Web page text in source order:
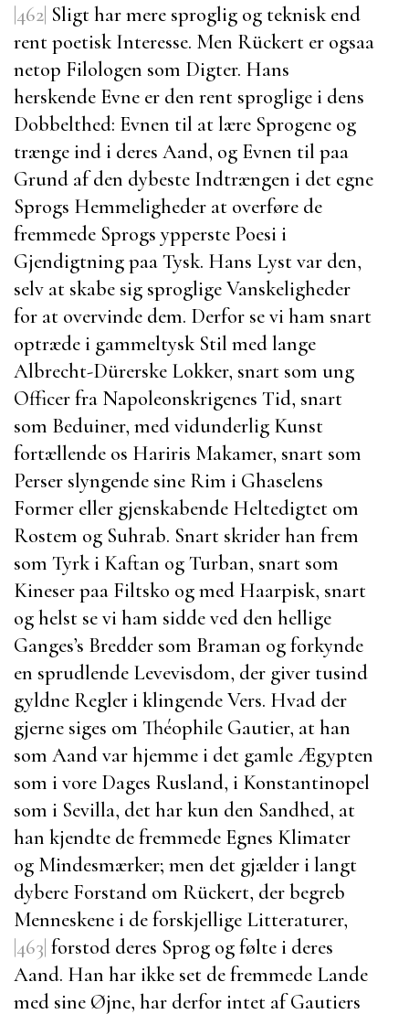
|462| Sligt har mere sproglig og teknisk end
rent poetisk Interesse. Men Rückert er ogsaa
netop Filologen som Digter. Hans
herskende Evne er den rent sproglige i dens
Dobbelthed: Evnen til at lære Sprogene og
trænge ind i deres Aand, og Evnen til paa
Grund af den dybeste Indtrængen i det egne
Sprogs Hemmeligheder at overføre de
fremmede Sprogs ypperste Poesi i
Gjendigtning paa Tysk. Hans Lyst var den,
selv at skabe sig sproglige Vanskeligheder
for at overvinde dem. Derfor se vi ham snart
optræde i gammeltysk Stil med lange
Albrecht-Dürerske Lokker, snart som ung
Officer fra Napoleonskrigenes Tid, snart
som Beduiner, med vidunderlig Kunst
fortællende os Hariris Makamer, snart som
Perser slyngende sine Rim i Ghaselens
Former eller gjenskabende Heltedigtet om
Rostem og Suhrab. Snart skrider han frem
som Tyrk i Kaftan og Turban, snart som
Kineser paa Filtsko og med Haarpisk, snart
og helst se vi ham sidde ved den hellige
Ganges’s Bredder som Braman og forkynde
en sprudlende Levevisdom, der giver tusind
gyldne Regler i klingende Vers. Hvad der
gjerne siges om Théophile Gautier, at han
som Aand var hjemme i det gamle Ægypten
som i vore Dages Rusland, i Konstantinopel
som i Sevilla, det har kun den Sandhed, at
han kjendte de fremmede Egnes Klimater
og Mindesmærker; men det gjælder i langt
dybere Forstand om Rückert, der begreb
Menneskene i de forskjellige Litteraturer,
|463| forstod deres Sprog og følte i deres
Aand. Han har ikke set de fremmede Lande
med sine Øjne, har derfor intet afGautiers